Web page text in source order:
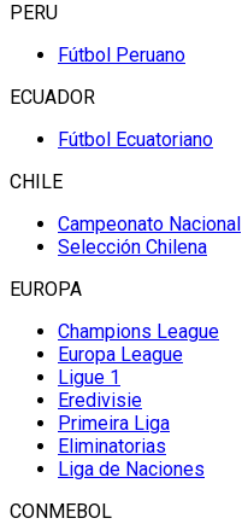
PERU
Fútbol Peruano
ECUADOR
Fútbol Ecuatoriano
CHILE
Campeonato Nacional
Selección Chilena
EUROPA
Champions League
Europa League
Ligue 1
Eredivisie
Primeira Liga
Eliminatorias
Liga de Naciones
CONMEBOL